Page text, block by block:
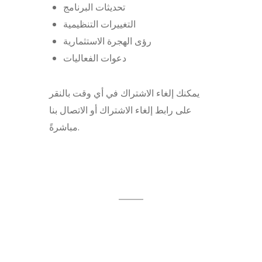
تحديثات البرنامج
التغييرات التنظيمية
رؤى الهجرة الاستثمارية
دعوات الفعاليات
يمكنك إلغاء الاشتراك في أي وقت بالنقر
على رابط إلغاء الاشتراك أو الاتصال بنا
مباشرةً.